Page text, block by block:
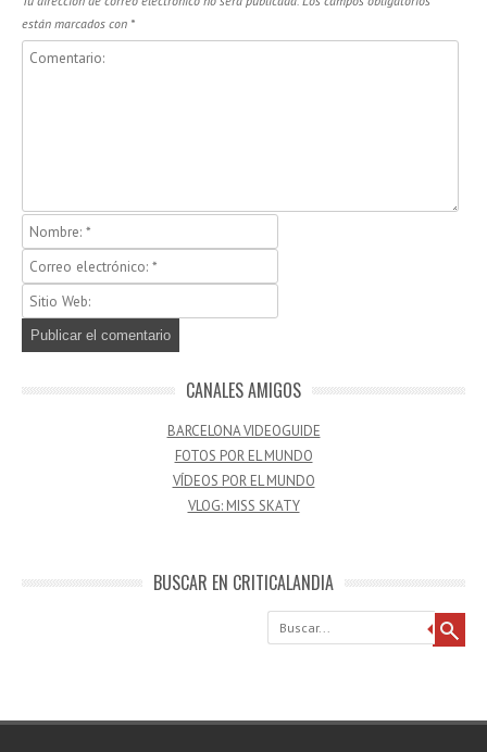
están marcados con *
CANALES AMIGOS
BARCELONA VIDEOGUIDE
FOTOS POR EL MUNDO
VÍDEOS POR EL MUNDO
VLOG: MISS SKATY
BUSCAR EN CRITICALANDIA
Buscar